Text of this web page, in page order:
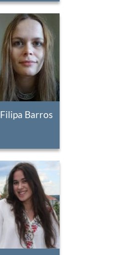
Filipa Barros